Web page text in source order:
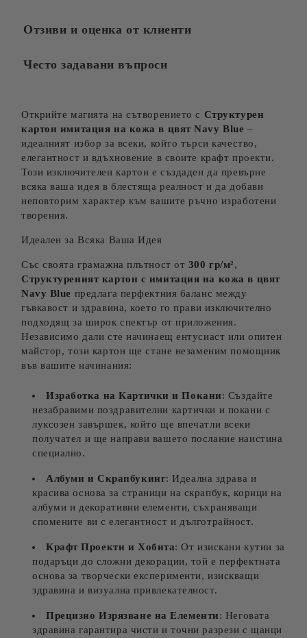
Отзиви и оценка от клиенти
Често задавани въпроси
Открийте магията на сътворението с Структурен
картон​ имитация на кожа в цвят Navy Blue –
идеалният избор за всеки, който търси качество,
елегантност и вдъхновение в своите крафт проекти.
Този изключителен картон е създаден да превърне
всяка ваша идея в блестяща реалност и да добави
неповторим характер към вашите ръчно изработени
творения.
Идеален за Всяка Ваша Идея
Със своята грамажна плътност от 300 гр/м²,
Структуреният картон​ с имитация на кожа в цвят
Navy Blue предлага перфектния баланс между
гъвкавост и здравина, което го прави изключително
подходящ за широк спектър от приложения.
Независимо дали сте начинаещ ентусиаст или опитен
майстор, този картон ще стане незаменим помощник
във вашите начинания:
Изработка на Картички и Покани: Създайте
незабравими поздравителни картички и покани с
луксозен завършек, който ще впечатли всеки
получател и ще направи вашето послание наистина
специално.
Албуми и Скрапбукинг: Идеална здрава и
красива основа за страници на скрапбук, корици на
албуми и декоративни елементи, съхраняващи
спомените ви с елегантност и дълготрайност.
Крафт Проекти и Хобита: От изискани кутии за
подаръци до сложни декорации, той е перфектната
основа за творчески експерименти, изискващи
здравина и визуална привлекателност.
Прецизно Изрязване на Елементи: Неговата
здравина гарантира чисти и точни разрези с щанци